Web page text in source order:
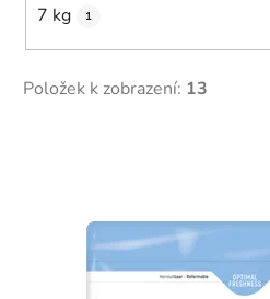
7 kg 1
Položek k zobrazení: 13